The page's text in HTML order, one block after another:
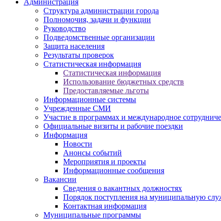
Администрация
Структура администрации города
Полномочия, задачи и функции
Руководство
Подведомственные организации
Защита населения
Результаты проверок
Статистическая информация
Статистическая информация
Использование бюджетных средств
Предоставляемые льготы
Информационные системы
Учрежденные СМИ
Участие в программах и международное
Официальные визиты и рабочие поездки
Информация
Новости
Анонсы событий
Мероприятия и проекты
Информационные сообщения
Вакансии
Сведения о вакантных должностях
Порядок поступления на муниципальную
Контактная информация
Муниципальные программы